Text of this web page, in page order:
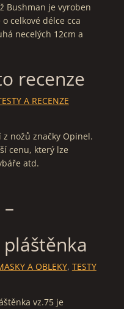
Bushman je vyroben
celkové délce cca
necelých 12cm a
recenze
A RECENZE
nožů značky Opinel.
cenu, který lze
pro rybáře atd.
A OBLEKY, TESTY
vz.75 je